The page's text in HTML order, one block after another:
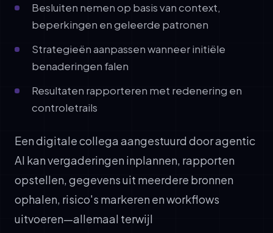
Besluiten nemen op basis van context,
beperkingen en geleerde patronen
Strategieën aanpassen wanneer initiële
benaderingen falen
Resultaten rapporteren met redenering en
controletrails
Een digitale collega aangestuurd door agentic
AI kan vergaderingen inplannen, rapporten
opstellen, gegevens uit meerdere bronnen
ophalen, risico's markeren en workflows
uitvoeren—allemaal terwijl